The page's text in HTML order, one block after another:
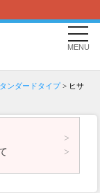
MENU
ンダードタイプ> ヒサ